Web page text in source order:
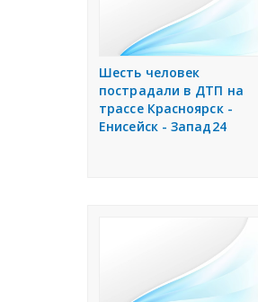
Шесть человек
пострадали в ДТП на
трассе Красноярск -
Енисейск - Запад24